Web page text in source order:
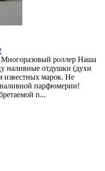
роллер Наша
наливные отдушки (духи
известных марок. Не
наливной парфюмерии!
п...